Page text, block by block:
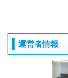
運営者情報